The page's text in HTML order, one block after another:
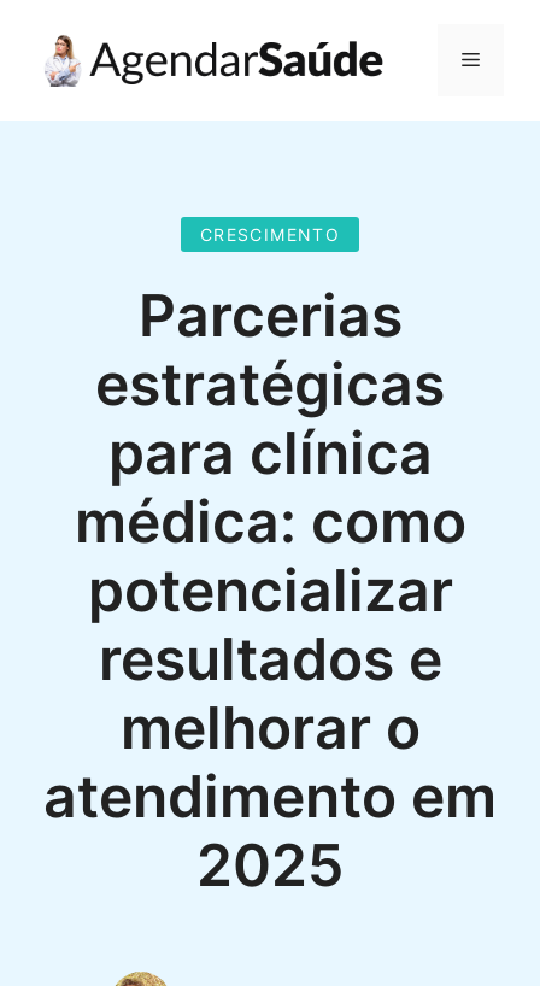
Menu
CRESCIMENTO
Parcerias
estratégicas
para clínica
médica: como
potencializar
resultados e
melhorar o
atendimento em
2025